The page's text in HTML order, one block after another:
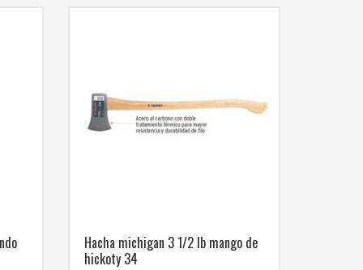
Hacha michigan 3 1/2 lb mango de
hickoty 34